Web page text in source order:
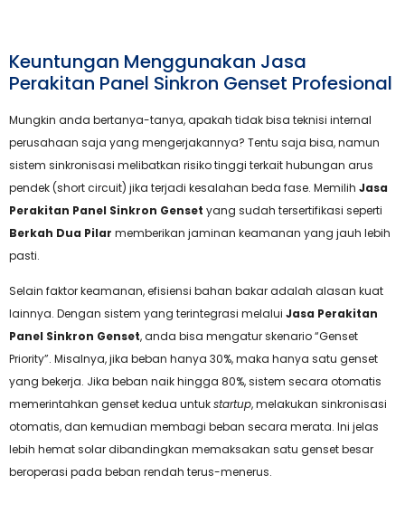
Keuntungan Menggunakan Jasa
Perakitan Panel Sinkron Genset Profesional
Mungkin anda bertanya-tanya, apakah tidak bisa teknisi internal
perusahaan saja yang mengerjakannya? Tentu saja bisa, namun
sistem sinkronisasi melibatkan risiko tinggi terkait hubungan arus
pendek (short circuit) jika terjadi kesalahan beda fase. Memilih Jasa
Perakitan Panel Sinkron Genset yang sudah tersertifikasi seperti
Berkah Dua Pilar memberikan jaminan keamanan yang jauh lebih
pasti.
Selain faktor keamanan, efisiensi bahan bakar adalah alasan kuat
lainnya. Dengan sistem yang terintegrasi melalui Jasa Perakitan
Panel Sinkron Genset, anda bisa mengatur skenario “Genset
Priority”. Misalnya, jika beban hanya 30%, maka hanya satu genset
yang bekerja. Jika beban naik hingga 80%, sistem secara otomatis
memerintahkan genset kedua untukstartup, melakukan sinkronisasi
otomatis, dan kemudian membagi beban secara merata. Ini jelas
lebih hemat solar dibandingkan memaksakan satu genset besar
beroperasi pada beban rendah terus-menerus.